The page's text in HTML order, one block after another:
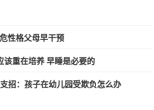
性格父母早干预
该重在培养 早睡是必要的
招：孩子在幼儿园受欺负怎么办